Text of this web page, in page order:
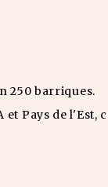
250 barriques.
Pays de l'Est,